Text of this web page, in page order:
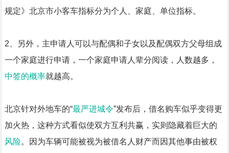
规定》北京市小客车指标分为个人、家庭、单位指标。
2、另外，主申请人可以与配偶和子女以及配偶双方父母组成
一个家庭进行申请，一个家庭申请人辈分阅读，人数越多，
中签的概率就越高。
北京针对外地车的“最严进城令”发布后，借名购车似乎变得更
加火热，这种方式看似使双方互利共赢，实则隐藏着巨大的
风险。因为车辆可能被视为被借名人财产而因其他事由被权